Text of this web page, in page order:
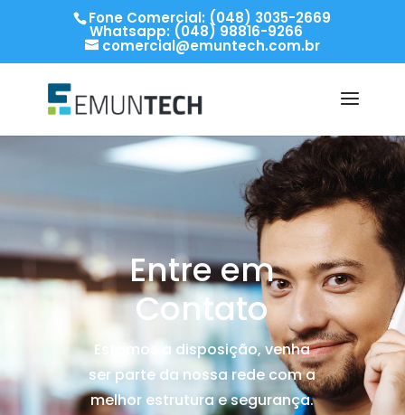
Fone Comercial: (048) 3035-2669
Whatsapp: (048) 98816-9266
comercial@emuntech.com.br
Entre em
Contato
Estamos a disposição, venha
ser parte da nossa rede com a
melhor estrutura e segurança.